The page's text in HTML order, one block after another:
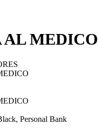
AL MEDICO